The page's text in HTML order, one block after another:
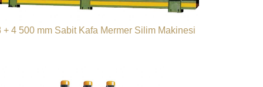
+ 4 500 mm Sabit Kafa Mermer Silim Makinesi